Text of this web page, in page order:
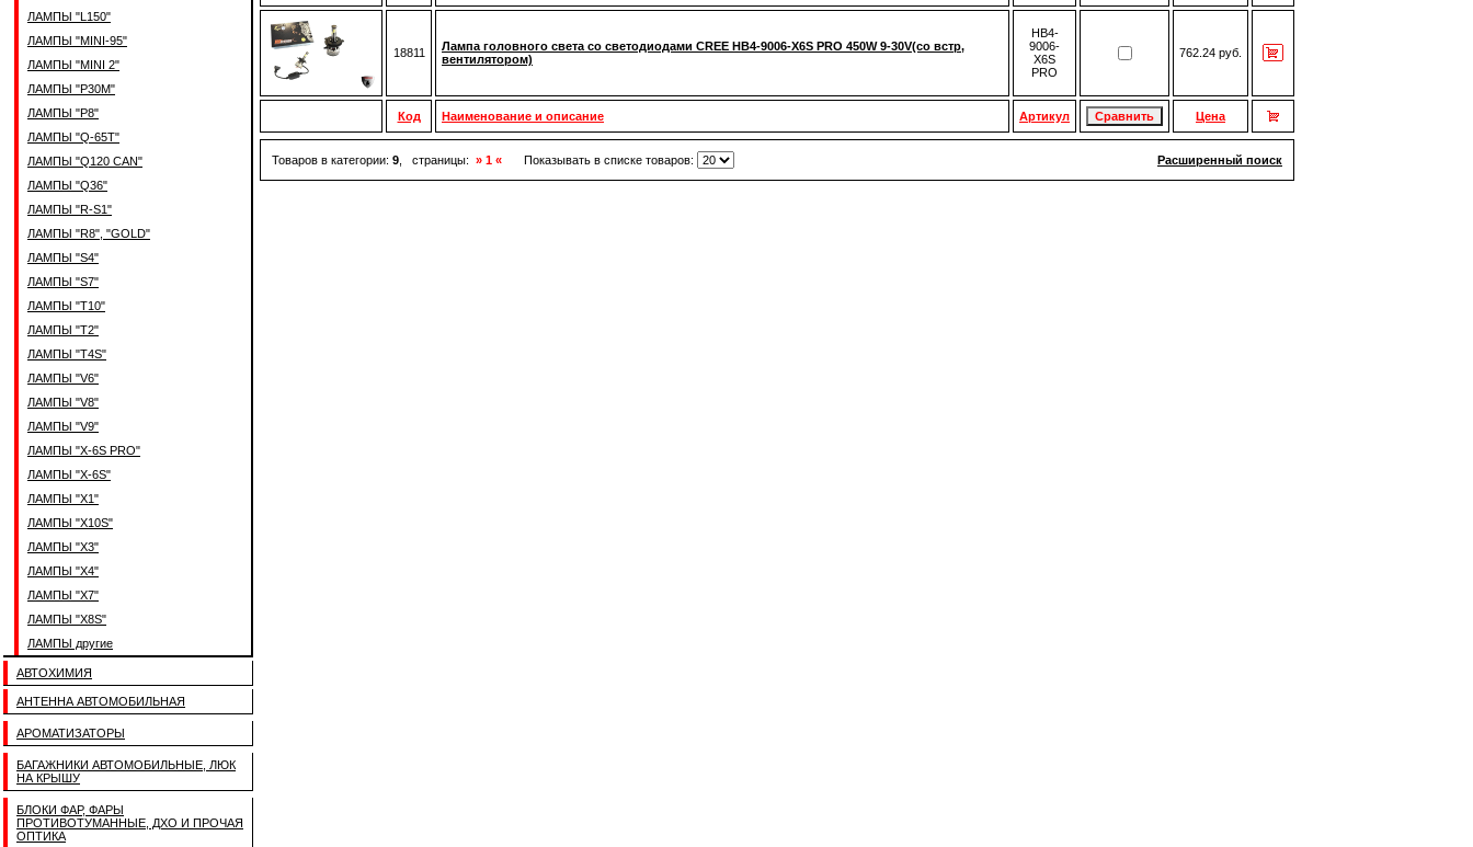
ЛАМПЫ "L150"
ЛАМПЫ "MINI-95"
ЛАМПЫ "MINI 2"
ЛАМПЫ "P30M"
ЛАМПЫ "P8"
ЛАМПЫ "Q-65T"
ЛАМПЫ "Q120 CAN"
ЛАМПЫ "Q36"
ЛАМПЫ "R-S1"
ЛАМПЫ "R8", "GOLD"
ЛАМПЫ "S4"
ЛАМПЫ "S7"
ЛАМПЫ "T10"
ЛАМПЫ "T2"
ЛАМПЫ "T4S"
ЛАМПЫ "V6"
ЛАМПЫ "V8"
ЛАМПЫ "V9"
ЛАМПЫ "X-6S PRO"
ЛАМПЫ "X-6S"
ЛАМПЫ "X1"
ЛАМПЫ "X10S"
ЛАМПЫ "X3"
ЛАМПЫ "X4"
ЛАМПЫ "X7"
ЛАМПЫ "X8S"
ЛАМПЫ другие
АВТОХИМИЯ
АНТЕННА АВТОМОБИЛЬНАЯ
АРОМАТИЗАТОРЫ
БАГАЖНИКИ АВТОМОБИЛЬНЫЕ, ЛЮК
НА КРЫШУ
БЛОКИ ФАР, ФАРЫ
ПРОТИВОТУМАННЫЕ, ДХО И ПРОЧАЯ
ОПТИКА
18811
Лампа головного света со светодиодами CREE HB4-9006-X6S PRO 450W 9-30V(со встр,
вентилятором)
HB4-
9006-
X6S
PRO
762.24 руб.
Код Наименование и описание Артикул Цена
Товаров в категории: 9 , страницы: » 1 « Показывать в списке товаров: Расширенный поиск